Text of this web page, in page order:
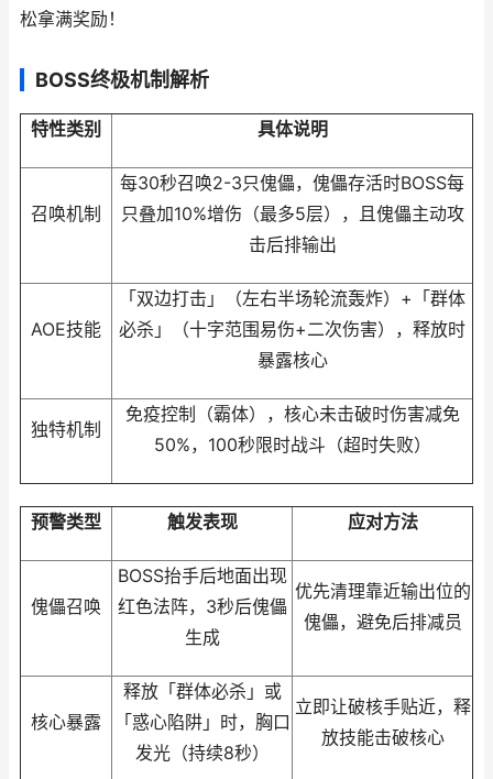
松拿满奖励！
BOSS终极机制解析
特性类别 具体说明
召唤机制
每30秒召唤2-3只傀儡，傀儡存活时BOSS每
只叠加10%增伤（最多5层），且傀儡主动攻
击后排输出
AOE技能
「双边打击」（左右半场轮流轰炸）+「群体
必杀」（十字范围易伤+二次伤害），释放时
暴露核心
独特机制
免疫控制（霸体），核心未击破时伤害减免
50%，100秒限时战斗（超时失败）
预警类型 触发表现 应对方法
傀儡召唤
BOSS抬手后地面出现
红色法阵，3秒后傀儡
生成
优先清理靠近输出位的
傀儡，避免后排减员
核心暴露
释放「群体必杀」或
「惑心陷阱」时，胸口
发光（持续8秒）
立即让破核手贴近，释
放技能击破核心